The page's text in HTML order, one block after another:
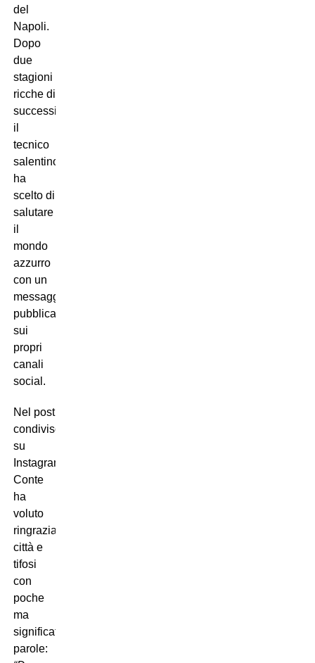
del
Napoli.
Dopo
due
stagioni
ricche di
successi,
il
tecnico
salentino
ha
scelto di
salutare
il
mondo
azzurro
con un
messaggio
pubblicato
sui
propri
canali
social.
Nel post
condiviso
su
Instagram,
Conte
ha
voluto
ringraziare
città e
tifosi
con
poche
ma
significative
parole: